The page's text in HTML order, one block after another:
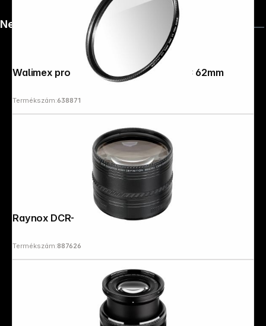
Walimex pro UV-Filter Slim Super DMC 62mm
Termékszám:638871
Raynox DCR-5320 Pro
Termékszám:887626
News